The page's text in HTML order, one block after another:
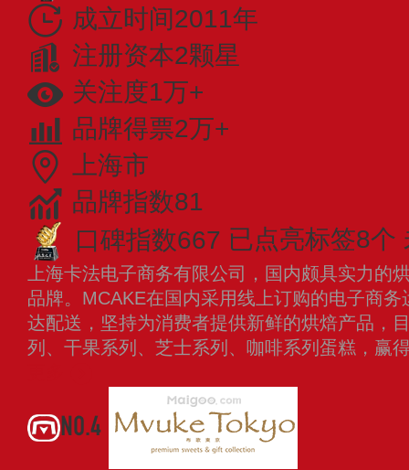
成立时间2011年
注册资本2颗星
关注度1万+
品牌得票2万+
上海市
品牌指数81
口碑指数667 已点亮标签8个
上海卡法电子商务有限公司，国内颇具实力的
品牌。MCAKE在国内采用线上订购的电子商
达配送，坚持为消费者提供新鲜的烘焙产品，
列、干果系列、芝士系列、咖啡系列蛋糕，赢
NO.4